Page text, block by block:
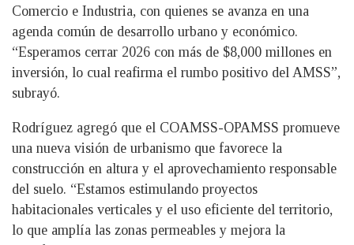
Comercio e Industria, con quienes se avanza en una
agenda común de desarrollo urbano y económico.
“Esperamos cerrar 2026 con más de $8,000 millones en
inversión, lo cual reafirma el rumbo positivo del AMSS”,
subrayó.
Rodríguez agregó que el COAMSS-OPAMSS promueve
una nueva visión de urbanismo que favorece la
construcción en altura y el aprovechamiento responsable
del suelo. “Estamos estimulando proyectos
habitacionales verticales y el uso eficiente del territorio,
lo que amplía las zonas permeables y mejora la